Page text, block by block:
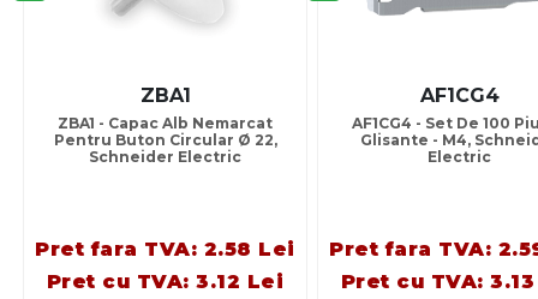
ZBA1
ZBA1 - Capac Alb Nemarcat
Pentru Buton Circular Ø 22,
Schneider Electric
Pret fara TVA: 2.58 Lei
Pret cu TVA: 3.12 Lei
AF1CG4
AF1CG4 - Set De 100
Glisante - M4,
Electric
Pret fara TVA:
Pret cu TVA: